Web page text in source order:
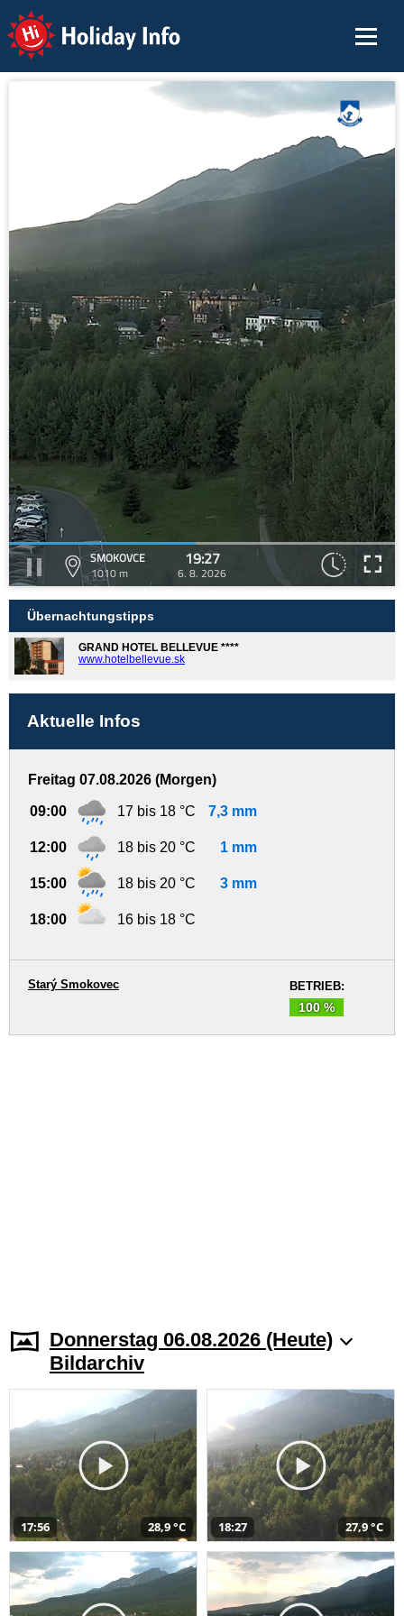
Holiday Info
SMOKOVCE
1010 m
19:27
6. 8. 2026
Übernachtungstipps
GRAND HOTEL BELLEVUE ****
www.hotelbellevue.sk
Aktuelle Infos
Freitag 07.08.2026 (Morgen)
09:00 17 bis 18 °C 7,3 mm
12:00 18 bis 20 °C 1 mm
15:00 18 bis 20 °C 3 mm
18:00 16 bis 18 °C
BETRIEB:
100 %
Starý Smokovec
Donnerstag 06.08.2026 (Heute)
Bildarchiv
17:56 28,9 °C 18:27 27,9 °C